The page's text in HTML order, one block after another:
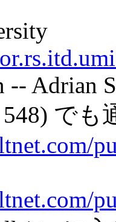
-- Adrian
548) でも